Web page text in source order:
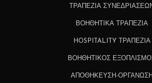
ΤΡΑΠΕΖΙΑ
ΒΟΗΘΗΤΙΚΑ ΤΡΑΠΕΖΙΑ
HOSPITALITY ΤΡΑΠΕΖΙΑ
ΒΟΗΘΗΤΙΚΟΣ
ΑΠΟΘΗΚΕΥΣΗ-ΟΡΓΑΝΩΣΗ